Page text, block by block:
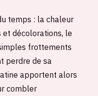
temps : la chaleur
décolorations, le
frottements
perdre de sa
apportent alors
combler